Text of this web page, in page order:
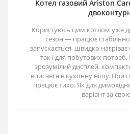
Котел газовий Ariston
Користуюсь цим котлом уже
сезон — працює
запускається, швидко
так і для побутових
зрозумілий дисплей,
вписався в кухонну нішу. При
працює тихо. Як для
варіант за